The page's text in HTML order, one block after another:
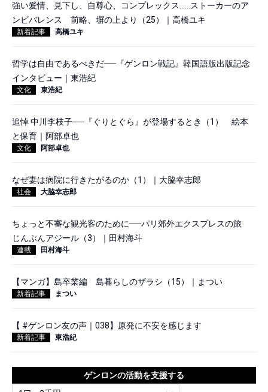
強い愛情、見下し、自尊心、コンプレックス……ストーカーのア
ンビバレンス 前略、塀の上より（25）｜高橋ユキ
新着記事 高橋ユキ
哲学は自由であるべきだ──『ゲンロン戦記』韓国語版出版記念
インタビュー｜東浩紀
文化 東浩紀
追悼 中川李枝子──『ぐりとぐら』が登場するとき（1） 絵本
と保育｜阿部卓也
文化 阿部卓也
なぜ妻は病院に行きたがるのか（1）｜大脇幸志郎
社会 大脇幸志郎
ちょっと不審な観光客のために──パリ郊外エクスプレスの旅
じんぶんアジール（3）｜田村海斗
連載 田村海斗
【マンガ】島卒業編 島暮らしのザラシ（15）｜まつい
新着記事 まつい
【 #ゲンロン友の声｜038】原発に不安を感じます
新着記事 東浩紀
ゲンロンの活動を支援する